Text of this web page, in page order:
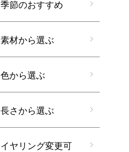
季節のおすすめ
素材から選ぶ
色から選ぶ
長さから選ぶ
イヤリング変更可